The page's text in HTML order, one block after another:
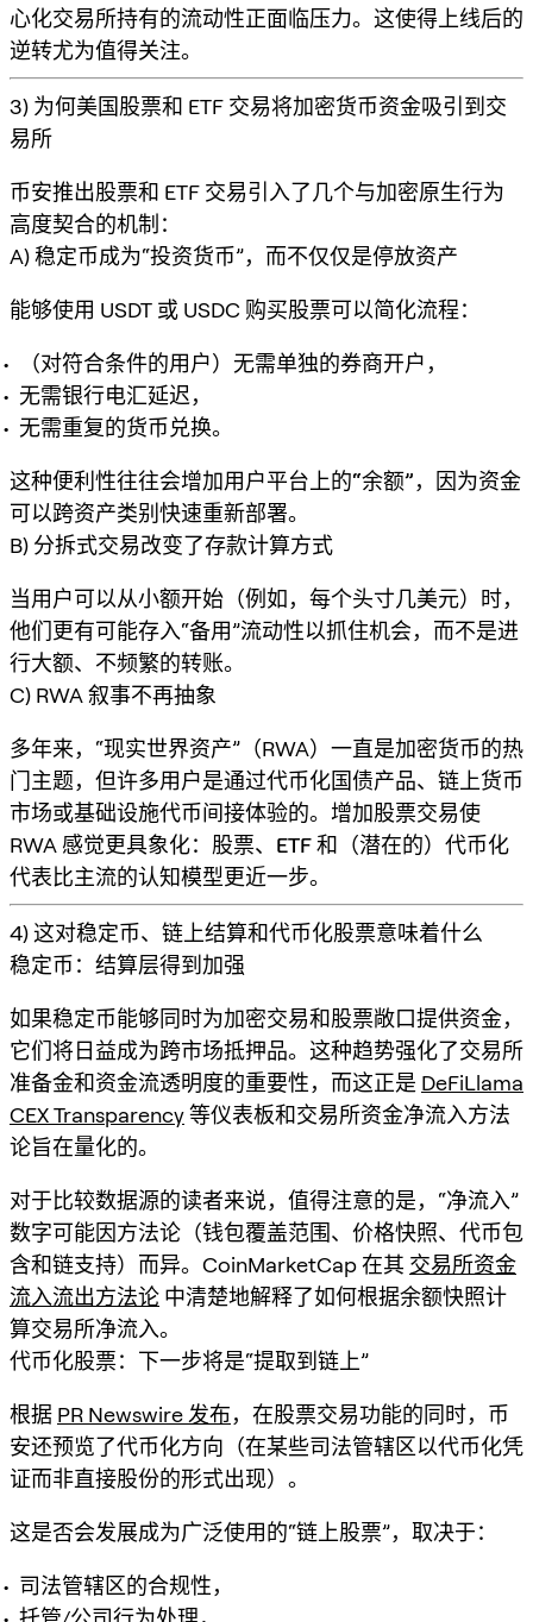
心化交易所持有的流动性正面临压力。这使得上线后的
逆转尤为值得关注。
3) 为何美国股票和 ETF 交易将加密货币资金吸引到交
易所
币安推出股票和 ETF 交易引入了几个与加密原生行为
高度契合的机制：
A) 稳定币成为“投资货币”，而不仅仅是停放资产
能够使用 USDT 或 USDC 购买股票可以简化流程：
（对符合条件的用户）无需单独的券商开户，
无需银行电汇延迟，
无需重复的货币兑换。
这种便利性往往会增加用户平台上的“余额”，因为资金
可以跨资产类别快速重新部署。
B) 分拆式交易改变了存款计算方式
当用户可以从小额开始（例如，每个头寸几美元）时，
他们更有可能存入“备用”流动性以抓住机会，而不是进
行大额、不频繁的转账。
C) RWA 叙事不再抽象
多年来，“现实世界资产”（RWA）一直是加密货币的热
门主题，但许多用户是通过代币化国债产品、链上货币
市场或基础设施代币间接体验的。增加股票交易使
RWA 感觉更具象化： 股票、ETF 和（潜在的）代币化
代表比主流的认知模型更近一步。
4) 这对稳定币、链上结算和代币化股票意味着什么
稳定币：结算层得到加强
如果稳定币能够同时为加密交易和股票敞口提供资金，
它们将日益成为跨市场抵押品。这种趋势强化了交易所
准备金和资金流透明度的重要性，而这正是 DeFiLlama
CEX Transparency等仪表板和交易所资金净流入方法
论旨在量化的。
对于比较数据源的读者来说，值得注意的是，“净流入”
数字可能因方法论（钱包覆盖范围、价格快照、代币包
含和链支持）而异。CoinMarketCap 在其 交易所资金
流入流出方法论 中清楚地解释了如何根据余额快照计
算交易所净流入。
代币化股票：下一步将是“提取到链上”
根据 PR Newswire 发布，在股票交易功能的同时，币
安还预览了代币化方向（在某些司法管辖区以代币化凭
证而非直接股份的形式出现）。
这是否会发展成为广泛使用的“链上股票”，取决于：
司法管辖区的合规性，